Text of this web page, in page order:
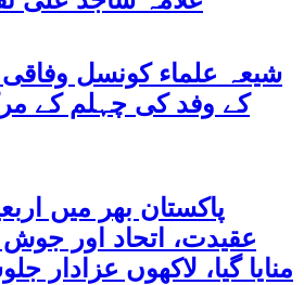
شیعہ علماء کونسل وفاقی
کے وفد کی چہلم کے
عقیدت، اتحاد اور
منایا گیا، لاکھوں عزادار